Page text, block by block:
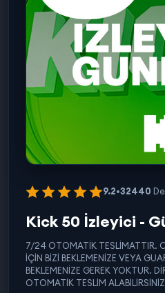
9.2•32440
Kick 50 İzleyici -
7/24 OTOMATİK TESLİMATTIR.
İÇİN BİZİ BEKLEMENİZE VEYA
BEKLEMENİZE GEREK YOKTUR.
OTOMATİK TESLİM